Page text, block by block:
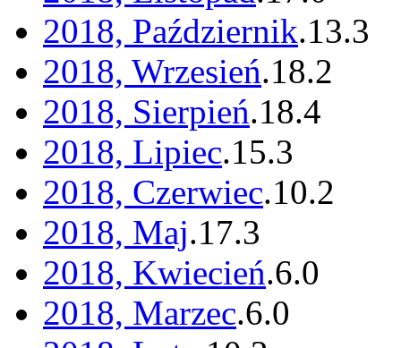
2018, Październik.13.3
2018, Wrzesień.18.2
2018, Sierpień.18.4
2018, Lipiec.15.3
2018, Czerwiec.10.2
2018, Maj.17.3
2018, Kwiecień.6.0
2018, Marzec.6.0